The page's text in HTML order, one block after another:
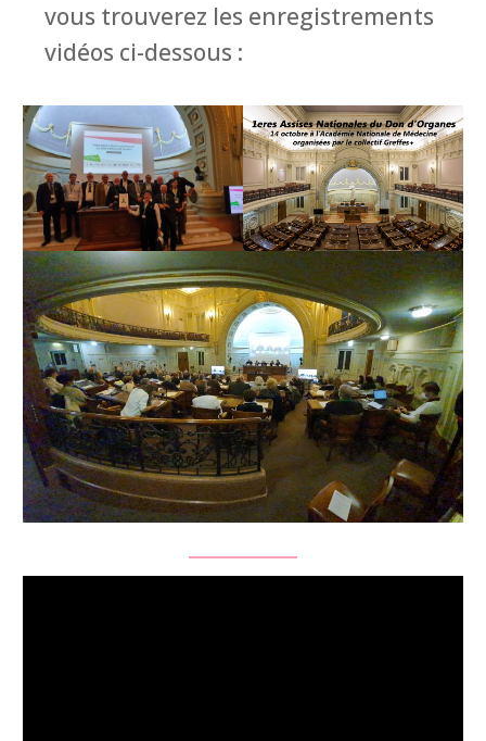
vous trouverez les enregistrements
vidéos ci-dessous :